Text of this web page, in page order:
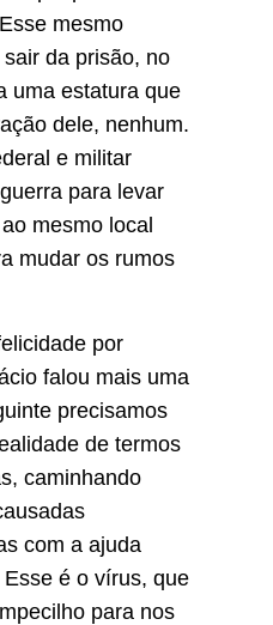
mesmo
da prisão, no
uma estatura que
dele, nenhum.
e militar
para levar
mesmo local
mudar os rumos
por
falou mais uma
precisamos
de termos
caminhando
com a ajuda
é o vírus, que
para nos